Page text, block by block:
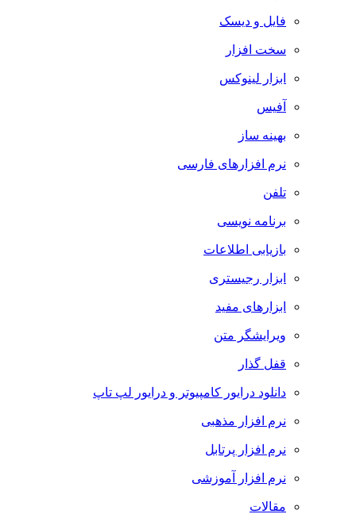
فایل و دیسک
سخت افزار
ابزار لینوکس
آفیس
بهینه ساز
نرم افزارهای فارسی
تلفن
برنامه نویسی
بازیابی اطلاعات
ابزار رجیستری
ابزارهای مفید
ویرایشگر متن
قفل گذار
دانلود درایور کامپیوتر و درایور لپ تاپ
نرم افزار مذهبی
نرم افزار پرتابل
نرم افزار آموزشی
مقالات